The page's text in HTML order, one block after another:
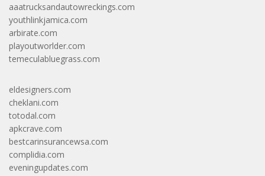
aaatrucksandautowreckings.com
youthlinkjamica.com
arbirate.com
playoutworlder.com
temeculabluegrass.com
eldesigners.com
cheklani.com
totodal.com
apkcrave.com
bestcarinsurancewsa.com
complidia.com
eveningupdates.com